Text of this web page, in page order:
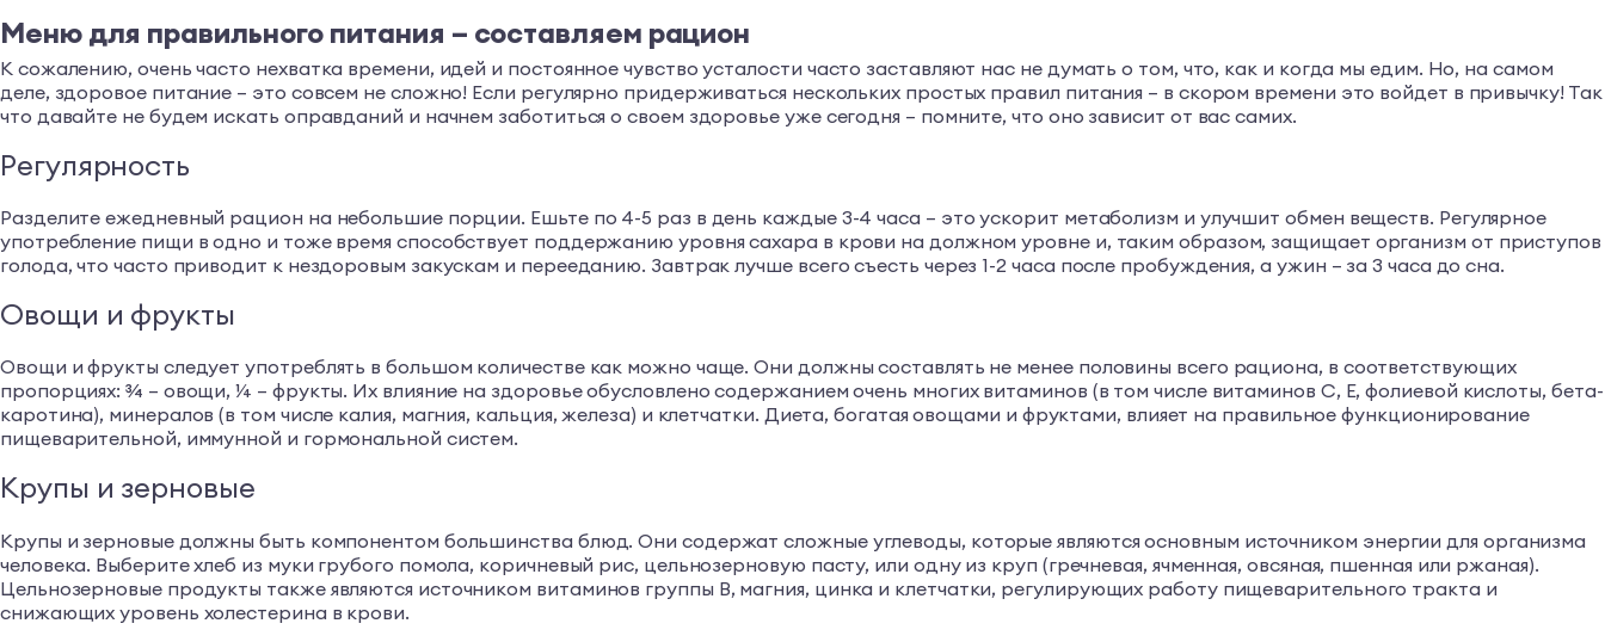
Меню для правильного питания – составляем рацион
К сожалению, очень часто нехватка времени, идей и постоянное чувство усталости часто заставляют нас не думать о том, что, как и когда мы едим. Но, на самом
деле, здоровое питание – это совсем не сложно! Если регулярно придерживаться нескольких простых правил питания – в скором времени это войдет в привычку! Так
что давайте не будем искать оправданий и начнем заботиться о своем здоровье уже сегодня – помните, что оно зависит от вас самих.
Регулярность
Разделите ежедневный рацион на небольшие порции. Ешьте по 4-5 раз в день каждые 3-4 часа – это ускорит метаболизм и улучшит обмен веществ. Регулярное
употребление пищи в одно и тоже время способствует поддержанию уровня сахара в крови на должном уровне и, таким образом, защищает организм от приступов
голода, что часто приводит к нездоровым закускам и перееданию. Завтрак лучше всего съесть через 1-2 часа после пробуждения, а ужин – за 3 часа до сна.
Овощи и фрукты
Овощи и фрукты следует употреблять в большом количестве как можно чаще. Они должны составлять не менее половины всего рациона, в соответствующих
пропорциях: ¾ – овощи, ¼ – фрукты. Их влияние на здоровье обусловлено содержанием очень многих витаминов (в том числе витаминов С, Е, фолиевой кислоты, бета-
каротина), минералов (в том числе калия, магния, кальция, железа) и клетчатки. Диета, богатая овощами и фруктами, влияет на правильное функционирование
пищеварительной, иммунной и гормональной систем.
Крупы и зерновые
Крупы и зерновые должны быть компонентом большинства блюд. Они содержат сложные углеводы, которые являются основным источником энергии для организма
человека. Выберите хлеб из муки грубого помола, коричневый рис, цельнозерновую пасту, или одну из круп (гречневая, ячменная, овсяная, пшенная или ржаная).
Цельнозерновые продукты также являются источником витаминов группы В, магния, цинка и клетчатки, регулирующих работу пищеварительного тракта и
снижающих уровень холестерина в крови.